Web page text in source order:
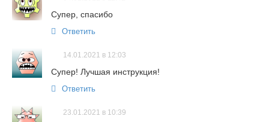
Супер, спасибо
Ответить
14.01.2021 в 12:03
Супер! Лучшая инструкция!
Ответить
23.01.2021 в 10:39